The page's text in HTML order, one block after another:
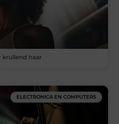
krullend haar
ELECTRONICA EN COMPUTERS